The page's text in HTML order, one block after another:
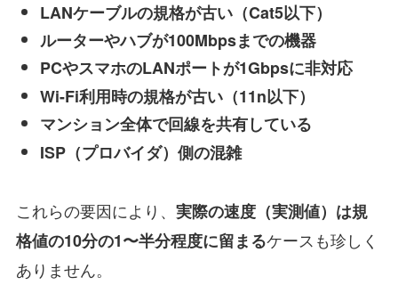
LANケーブルの規格が古い（Cat5以下）
ルーターやハブが100Mbpsまでの機器
PCやスマホのLANポートが1Gbpsに非対応
Wi-Fi利用時の規格が古い（11n以下）
マンション全体で回線を共有している
ISP（プロバイダ）側の混雑
これらの要因により、 実際の速度（実測値）は規
格値の10分の1〜半分程度に留まるケースも珍しく
ありません。